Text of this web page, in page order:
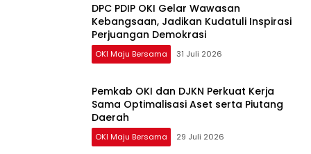
DPC PDIP OKI Gelar Wawasan
Kebangsaan, Jadikan Kudatuli Inspirasi
Perjuangan Demokrasi
OKI Maju Bersama 31 Juli 2026
Pemkab OKI dan DJKN Perkuat Kerja
Sama Optimalisasi Aset serta Piutang
Daerah
OKI Maju Bersama 29 Juli 2026